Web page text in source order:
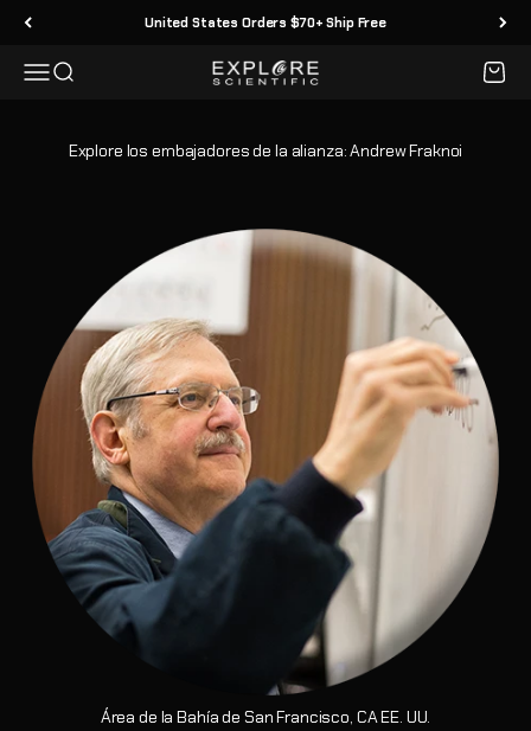
Ir al contenido United States Orders $70+ Ship Free
MenúBuscar Explore Scientific Carrito
Explore los embajadores de la alianza: Andrew Fraknoi
Área de la Bahía de San Francisco, CA EE. UU.